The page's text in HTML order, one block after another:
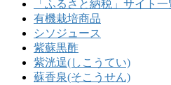
「ふるさと納税」サイト一
有機栽培商品
シソジュース
紫蘇黒酢
紫洸逞(しこうてい)
蘇香泉(そこうせん)